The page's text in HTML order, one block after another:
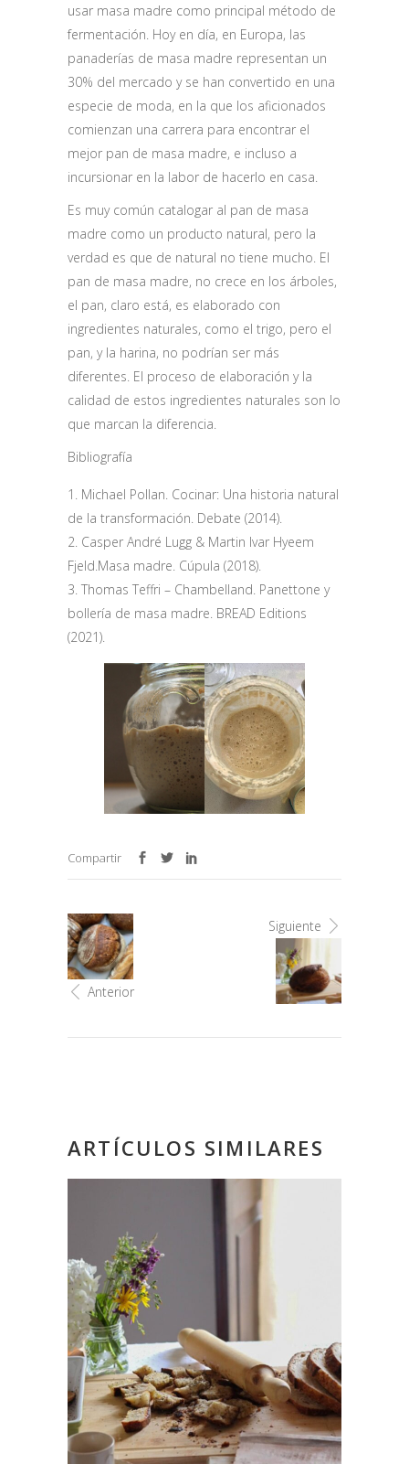
usar masa madre como principal método de
fermentación. Hoy en día, en Europa, las
panaderías de masa madre representan un
30% del mercado y se han convertido en una
especie de moda, en la que los aficionados
comienzan una carrera para encontrar el
mejor pan de masa madre, e incluso a
incursionar en la labor de hacerlo en casa.
Es muy común catalogar al pan de masa
madre como un producto natural, pero la
verdad es que de natural no tiene mucho. El
pan de masa madre, no crece en los árboles,
el pan, claro está, es elaborado con
ingredientes naturales, como el trigo, pero el
pan, y la harina, no podrían ser más
diferentes. El proceso de elaboración y la
calidad de estos ingredientes naturales son lo
que marcan la diferencia.
Bibliografía
Michael Pollan. Cocinar: Una historia natural
de la transformación. Debate (2014).
Casper André Lugg & Martin Ivar Hyeem
Fjeld.Masa madre. Cúpula (2018).
Thomas Teffri – Chambelland. Panettone y
bollería de masa madre. BREAD Editions
(2021).
Compartir
Anterior
Siguiente
ARTÍCULOS SIMILARES